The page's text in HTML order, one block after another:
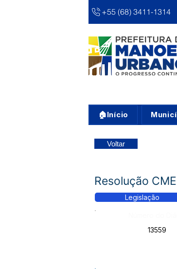
+55 (68) 3411-1314
🏠Início
Voltar
Resolução
Legislação
13559